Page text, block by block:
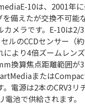
10は、2001年に
を備えたが交換不可能
カメラです。E-10は2/
ルのCCDセンサー（
より4倍ズームレン
換算焦点距離範囲が
または
。電源は2本のCRV3リ
池で供給されます。